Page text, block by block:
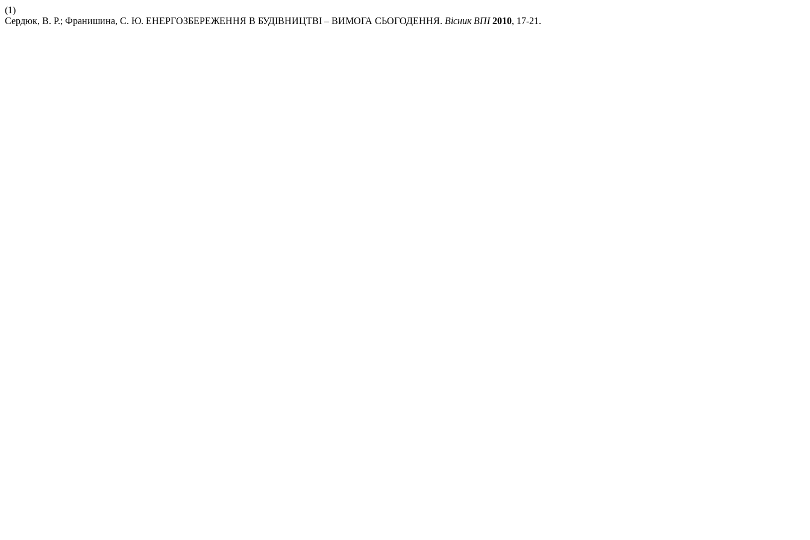
(1)
Сердюк, В. Р.; Франишина, С. Ю. ЕНЕРГОЗБЕРЕЖЕННЯ В БУДІВНИЦТВІ – ВИМОГА СЬОГОДЕННЯ. Вісник ВПІ 2010, 17-21.